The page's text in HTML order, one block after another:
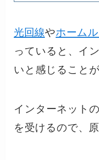
光回線やホーム
っていると、イ
いと感じること
インターネット
を受けるので、